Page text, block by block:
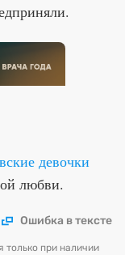
девочки
любви.
Ошибка в тексте
только при наличии